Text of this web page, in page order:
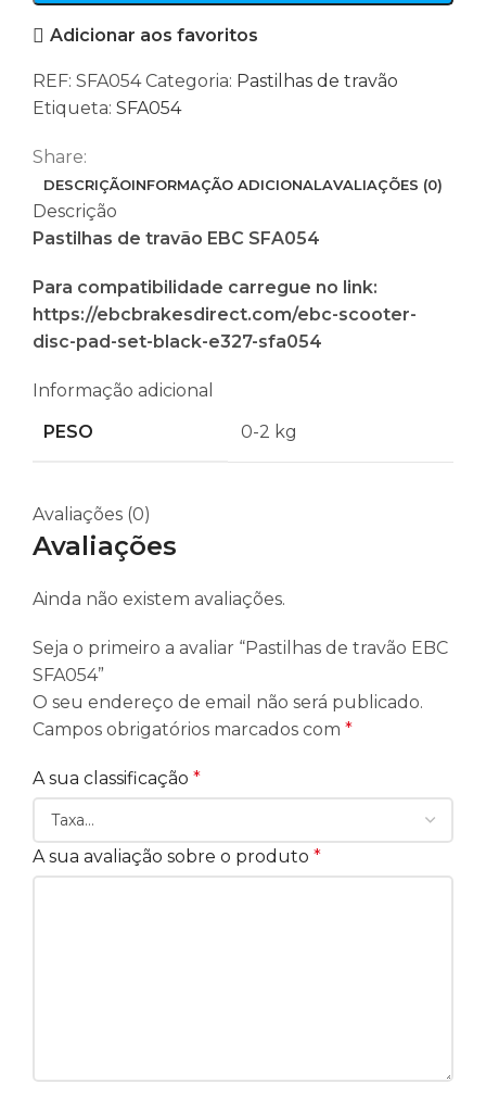
EBCAdicionar aos favoritos
REF: SFA054 Categoria: Pastilhas de travão
Etiqueta: SFA054
Share:
DESCRIÇÃOINFORMAÇÃO ADICIONALAVALIAÇÕES (0)
Descrição
Pastilhas de travão EBC SFA054
Para compatibilidade carregue no link:
https://ebcbrakesdirect.com/ebc-scooter-
disc-pad-set-black-e327-sfa054
Informação adicional
PESO
0-2 kg
Avaliações (0)
Avaliações
Ainda não existem avaliações.
Seja o primeiro a avaliar “Pastilhas de travão EBC
SFA054”
O seu endereço de email não será publicado.
Campos obrigatórios marcados com *
A sua classificação *
A sua avaliação sobre o produto *